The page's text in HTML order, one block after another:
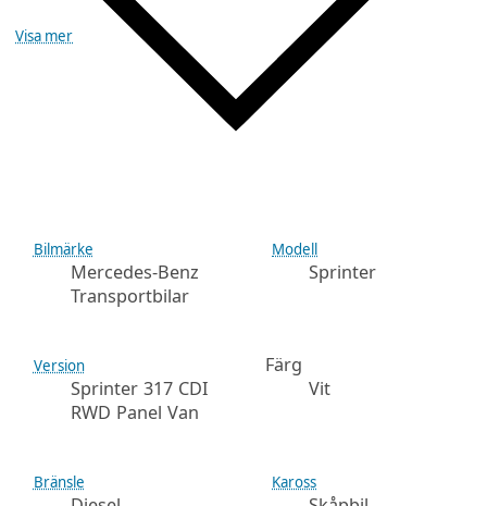
Visa mer
Bilmärke
Mercedes-Benz
Transportbilar
Modell
Sprinter
Version
Sprinter 317 CDI
RWD Panel Van
Färg
Vit
Bränsle Kaross